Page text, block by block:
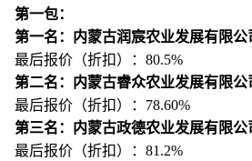
第一包：
第一名：内蒙古润宸农业发展有限公
最后报价（折扣）：80.5%
第二名：内蒙古睿众农业发展有限公
最后报价（折扣）：78.60%
第三名：内蒙古政德农业发展有限公
最后报价（折扣）：81.2%